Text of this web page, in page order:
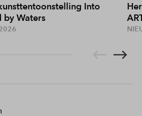
Into
by Waters